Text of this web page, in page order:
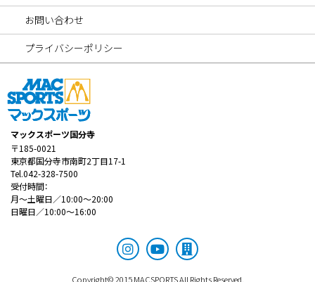
お問い合わせ
プライバシーポリシー
マックスポーツ国分寺
〒185-0021
東京都国分寺市南町2丁目17-1
Tel.042-328-7500
受付時間：
月～土曜日／10:00～20:00
日曜日／10:00～16:00
Copyright© 2015 MACSPORTS All Rights Reserved.